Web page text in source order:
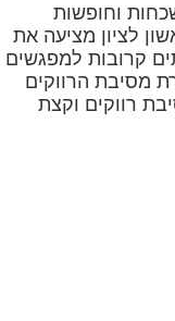
וחופשות
לציון מציעה את
קרובות למפגשים
מסיבת הרווקים
רווקים וקצת